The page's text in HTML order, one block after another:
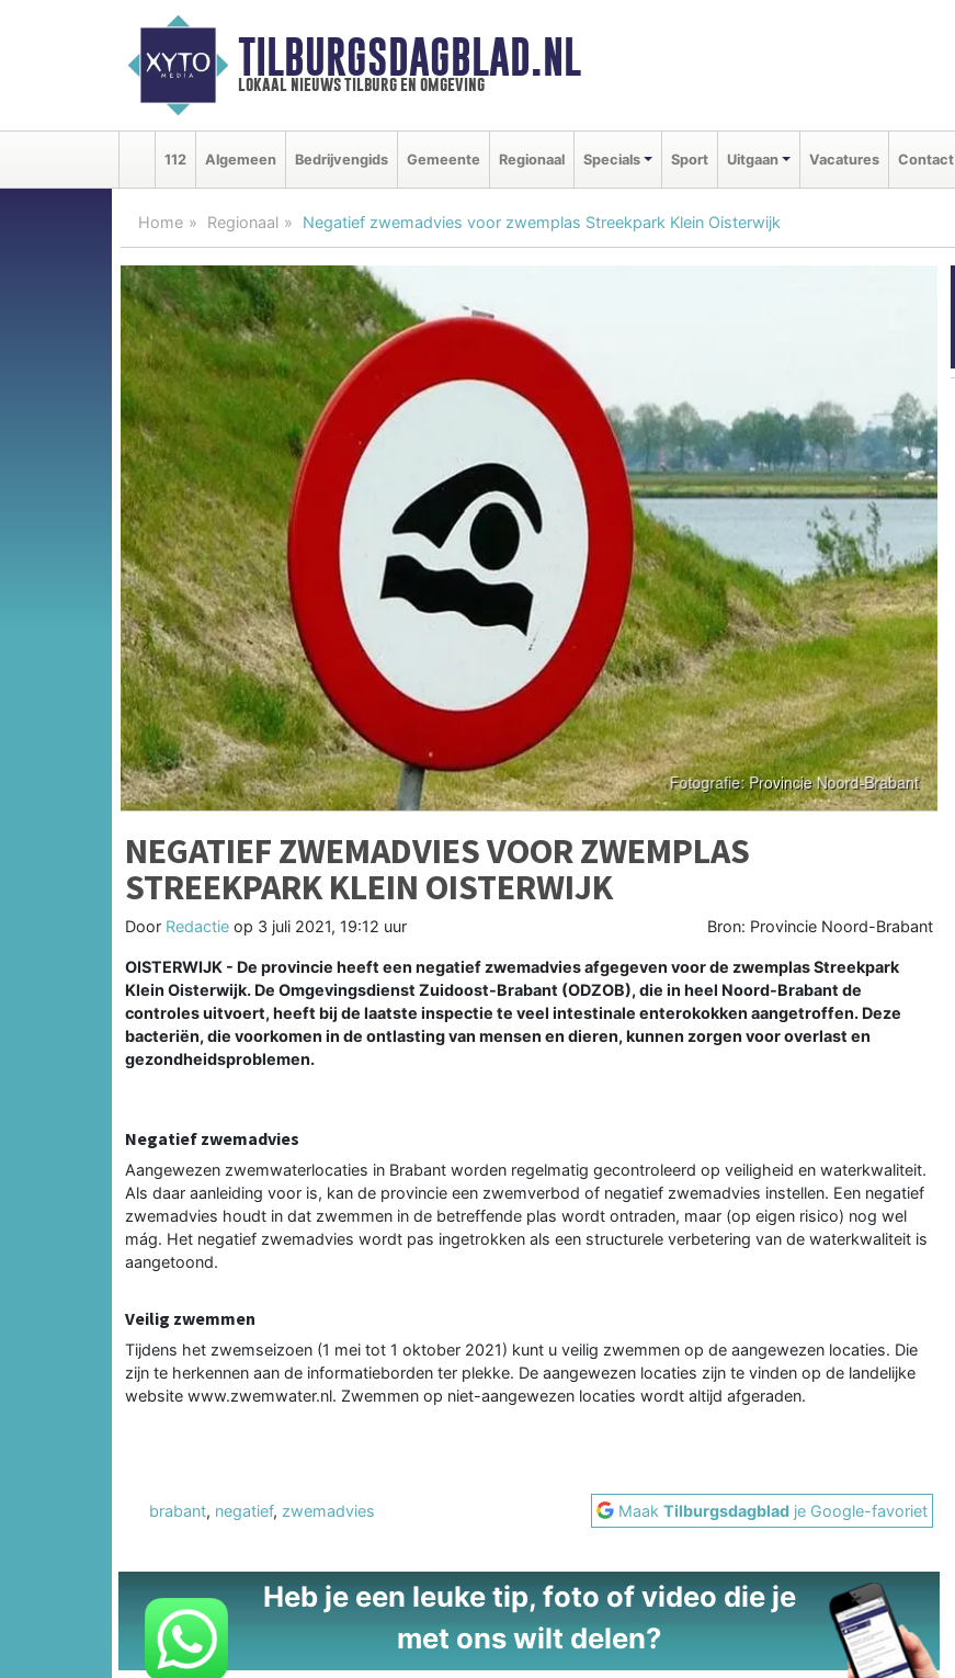
TILBURGSDAGBLAD.NL
lokaal nieuws tilburg en omgeving
112 Algemeen Bedrijvengids Gemeente Regionaal Specials Sport Uitgaan Vacatures Contact
Home Regionaal Negatief zwemadvies voor zwemplas Streekpark Klein Oisterwijk
NEGATIEF ZWEMADVIES VOOR ZWEMPLAS
STREEKPARK KLEIN OISTERWIJK
Door Redactie op 3 juli 2021, 19:12 uur Bron: Provincie Noord-Brabant
OISTERWIJK - De provincie heeft een negatief zwemadvies afgegeven voor de zwemplas Streekpark
Klein Oisterwijk. De Omgevingsdienst Zuidoost-Brabant (ODZOB), die in heel Noord-Brabant de
controles uitvoert, heeft bij de laatste inspectie te veel intestinale enterokokken aangetroffen. Deze
bacteriën, die voorkomen in de ontlasting van mensen en dieren, kunnen zorgen voor overlast en
gezondheidsproblemen.
Negatief zwemadvies
Aangewezen zwemwaterlocaties in Brabant worden regelmatig gecontroleerd op veiligheid en waterkwaliteit.
Als daar aanleiding voor is, kan de provincie een zwemverbod of negatief zwemadvies instellen. Een negatief
zwemadvies houdt in dat zwemmen in de betreffende plas wordt ontraden, maar (op eigen risico) nog wel
mág. Het negatief zwemadvies wordt pas ingetrokken als een structurele verbetering van de waterkwaliteit is
aangetoond.
Veilig zwemmen
Tijdens het zwemseizoen (1 mei tot 1 oktober 2021) kunt u veilig zwemmen op de aangewezen locaties. Die
zijn te herkennen aan de informatieborden ter plekke. De aangewezen locaties zijn te vinden op de landelijke
website www.zwemwater.nl. Zwemmen op niet-aangewezen locaties wordt altijd afgeraden.
brabant, negatief, zwemadvies MaakTilburgsdagblad je Google-favoriet
Heb je een leuke tip, foto of video die je
met ons wilt delen?